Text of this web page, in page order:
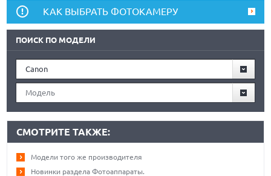
КАК ВЫБРАТЬ ФОТОКАМЕРУ
ПОИСК ПО МОДЕЛИ
Canon
Модель
СМОТРИТЕ ТАКЖЕ:
Модели того же производителя
Новинки раздела Фотоаппараты.